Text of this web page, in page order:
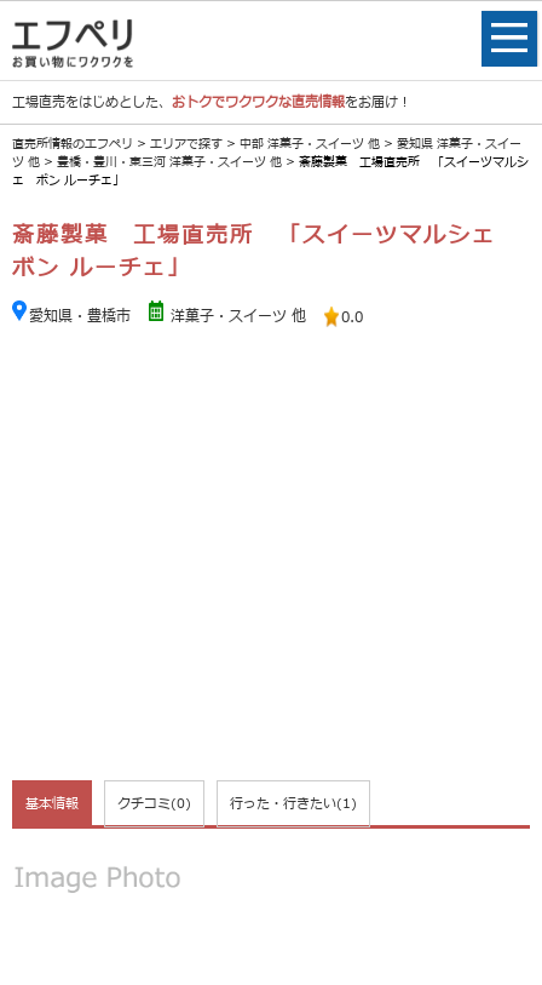
工場直売をはじめとした、 おトクでワクワクな直売情報をお届け！
直売所情報のエフペリ > エリアで探す > 中部 洋菓子・スイーツ 他 > 愛知県 洋菓子・スイー
ツ 他 > 豊橋・豊川・東三河 洋菓子・スイーツ 他 > 斎藤製菓 工場直売所 「スイーツマルシ
ェ ボン ルーチェ」
斎藤製菓 工場直売所 「スイーツマルシェ
ボン ルーチェ」
愛知県・豊橋市 洋菓子・スイーツ 他 0.0
基本情報 クチコミ(0) 行った・行きたい(1)